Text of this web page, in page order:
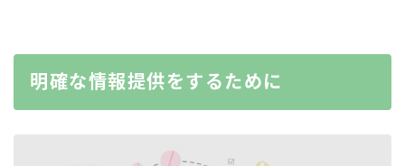
明確な情報提供をするために